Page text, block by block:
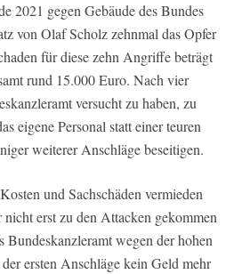
2021 gegen Gebäude des Bundes
von Olaf Scholz zehnmal das Opfer
für diese zehn Angriffe beträgt
rund 15.000 Euro. Nach vier
versucht zu haben, zu
eigene Personal statt einer teuren
weiterer Anschläge beseitigen.
und Sachschäden vermieden
erst zu den Attacken gekommen
wegen der hohen
ersten Anschläge kein Geld mehr